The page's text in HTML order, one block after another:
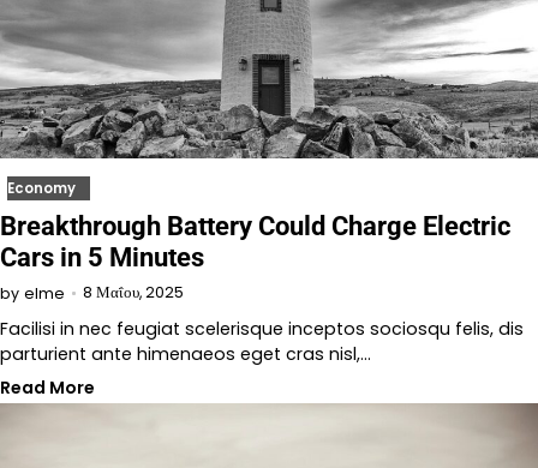
Economy
Breakthrough Battery Could Charge Electric
Cars in 5 Minutes
by elme 8 Μαΐου, 2025
Facilisi in nec feugiat scelerisque inceptos sociosqu felis, dis
parturient ante himenaeos eget cras nisl,…
Read More